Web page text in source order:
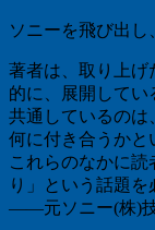
ソニーを飛び出し
著者は、取り上げ
的に、展開してい
共通しているのは
何に付き合うかと
これらのなかに
り」という話題を
――元ソニー(株)